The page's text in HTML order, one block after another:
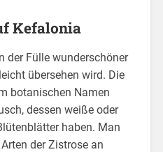
Kefalonia
der Fülle wunderschöner
übersehen wird. Die
botanischen Namen
dessen weiße oder
haben. Man
der Zistrose an